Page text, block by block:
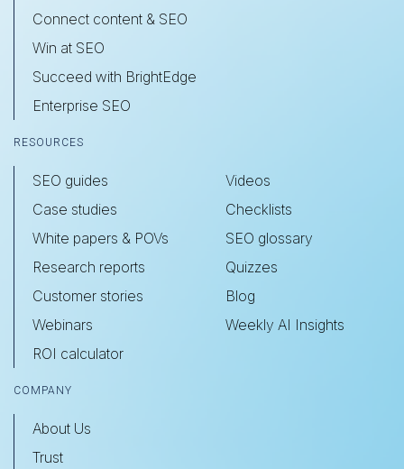
Connect content & SEO
Win at SEO
Succeed with BrightEdge
Enterprise SEO
RESOURCES
SEO guides
Case studies
White papers & POVs
Research reports
Customer stories
Webinars
ROI calculator
Videos
Checklists
SEO glossary
Quizzes
Blog
Weekly AI Insights
COMPANY
About Us
Trust